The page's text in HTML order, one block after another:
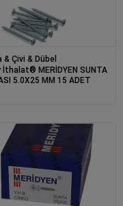
& Çivi & Dübel
İthalat® MERİDYEN SUNTA
5.0X25 MM 15 ADET